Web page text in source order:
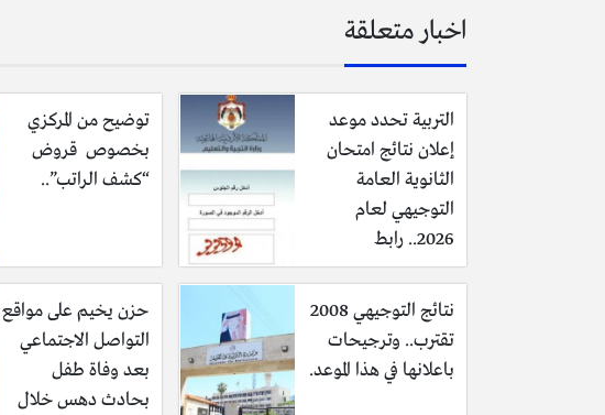
اخبار متعلقة
التربية تحدد موعد
إعلان نتائج امتحان
الثانوية العامة
التوجيهي لعام
2026.. رابط
توضيح من المركزي
بخصوص قروض
“كشف الراتب”..
نتائج التوجيهي 2008
تقترب.. وترجيحات
باعلانها في هذا الموعد.
حزن يخيم على مواقع
التواصل الاجتماعي
بعد وفاة طفل
بحادث دهس خلال